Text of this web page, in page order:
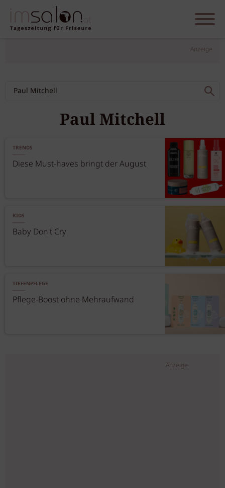
Anzeige
Paul Mitchell
TRENDS
Diese Must-haves bringt der August
KIDS
Baby Don't Cry
TIEFENPFLEGE
Pflege-Boost ohne Mehraufwand
Anzeige